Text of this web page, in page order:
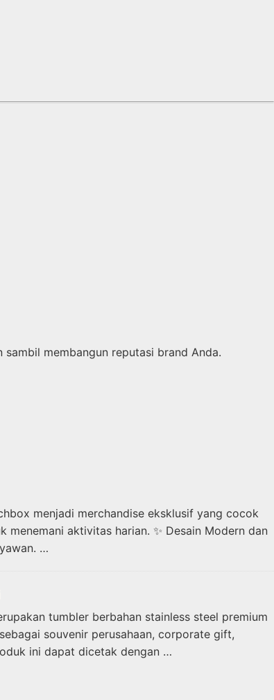
membangun reputasi brand Anda.
menjadi merchandise eksklusif yang cocok
aktivitas harian. ✨ Desain Modern dan
…
tumbler berbahan stainless steel premium
souvenir perusahaan, corporate gift,
ini dapat dicetak dengan …